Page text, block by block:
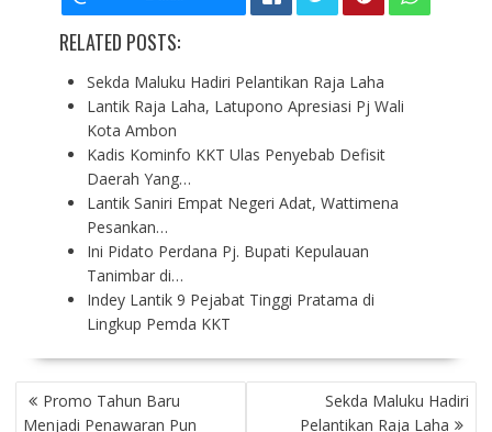
RELATED POSTS:
Sekda Maluku Hadiri Pelantikan Raja Laha
Lantik Raja Laha, Latupono Apresiasi Pj Wali
Kota Ambon
Kadis Kominfo KKT Ulas Penyebab Defisit
Daerah Yang…
Lantik Saniri Empat Negeri Adat, Wattimena
Pesankan…
Ini Pidato Perdana Pj. Bupati Kepulauan
Tanimbar di…
Indey Lantik 9 Pejabat Tinggi Pratama di
Lingkup Pemda KKT
P
O
Promo Tahun Baru
Menjadi Penawaran Pun
Sekda Maluku Hadiri
Pelantikan Raja Laha